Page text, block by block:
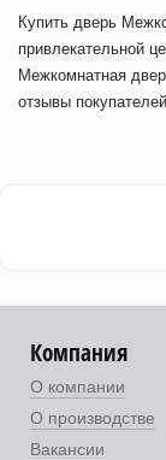
Купить дверь
привлекательной
Межкомнатная
отзывы
Компания
О компании
О производстве
Вакансии